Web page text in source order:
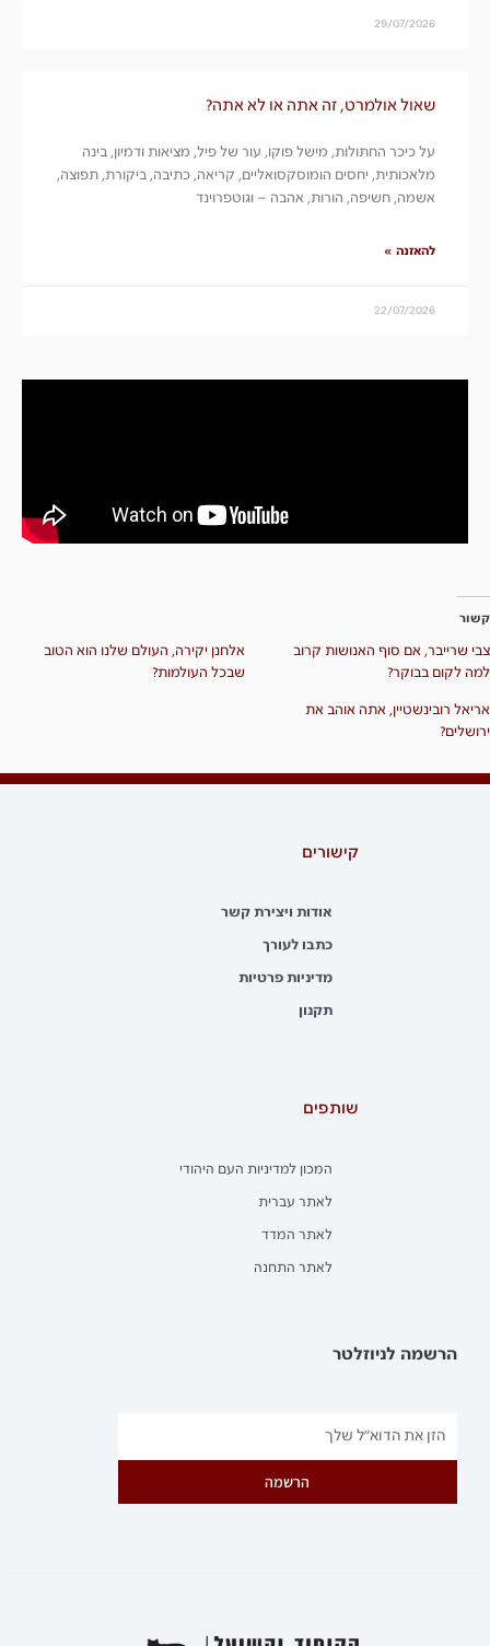
29/07/2026
שאול אולמרט, זה אתה או לא אתה?
על כיכר החתולות, מישל פוקו, עור של פיל, מציאות ודמיון, בינה
מלאכותית, יחסים הומוסקסואליים, קריאה, כתיבה, ביקורת, תפוצה,
אשמה, חשיפה, הורות, אהבה – וגוטפרוינד
להאזנה »
22/07/2026
קשור
צבי שרייבר, אם סוף האנושות קרוב
למה לקום בבוקר?
אלחנן יקירה, העולם שלנו הוא הטוב
שבכל העולמות?
אריאל רובינשטיין, אתה אוהב את
ירושלים?
קישורים
אודות ויצירת קשר
כתבו לעורך
מדיניות פרטיות
תקנון
שותפים
המכון למדיניות העם היהודי
לאתר עברית
לאתר המדד
לאתר התחנה
הרשמה לניוזלטר
הרשמה